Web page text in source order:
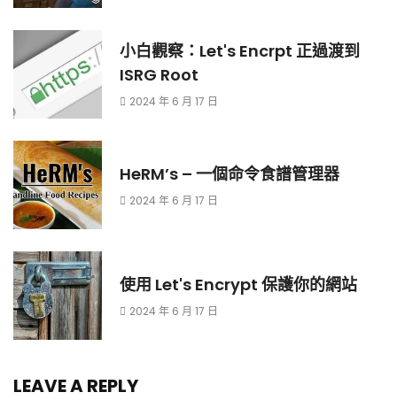
小白觀察：Let's Encrpt 正過渡到
ISRG Root
2024 年 6 月 17 日
HeRM’s – 一個命令食譜管理器
2024 年 6 月 17 日
使用 Let's Encrypt 保護你的網站
2024 年 6 月 17 日
LEAVE A REPLY